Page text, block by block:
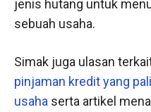
jenis hutang untuk
sebuah usaha.
Simak juga ulasan
pinjaman kredit yang
usaha serta artikel